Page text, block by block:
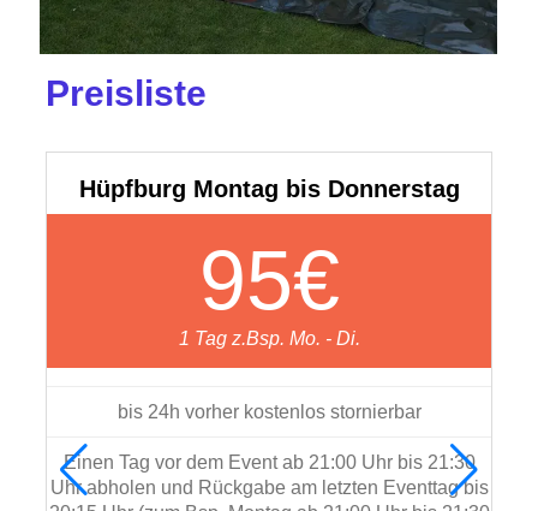
Preisliste
Hüpfburg Montag bis Donnerstag
95€
1 Tag z.Bsp. Mo. - Di.
bis 24h vorher kostenlos stornierbar
Einen Tag vor dem Event ab 21:00 Uhr bis 21:30
Uhr abholen und Rückgabe am letzten Eventtag bis